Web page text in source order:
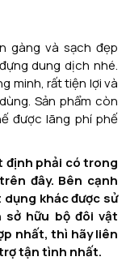
gàng và sạch đẹp
dung dịch nhé.
minh, rất tiện lợi và
Sản phẩm còn
được lãng phí phế
định phải có trong
đây. Bên cạnh
khác được sử
sở hữu bộ đôi vật
nhất, thì hãy liên
tận tình nhất.